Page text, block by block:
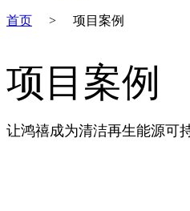
首页 > 项目案例
项目案例
让鸿禧成为清洁再生能源可